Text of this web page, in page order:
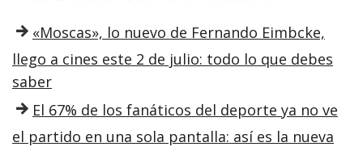
«Moscas», lo nuevo de Fernando Eimbcke,
llego a cines este 2 de julio: todo lo que debes
saber
El 67% de los fanáticos del deporte ya no ve
el partido en una sola pantalla: así es la nueva